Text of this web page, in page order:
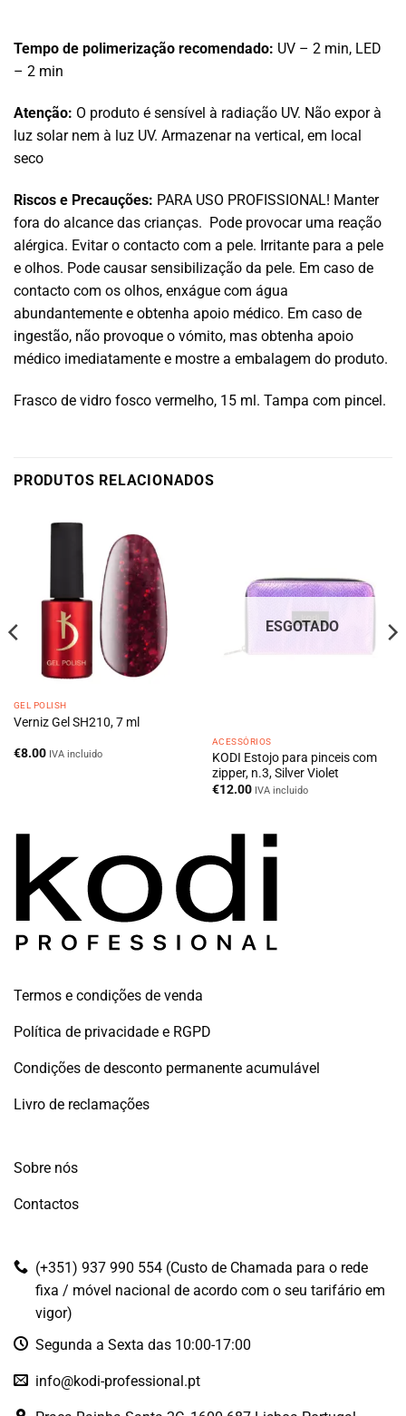
Tempo de polimerização recomendado: UV – 2 min, LED
– 2 min
Atenção: O produto é sensível à radiação UV. Não expor à
luz solar nem à luz UV. Armazenar na vertical, em local
seco
Riscos e Precauções: PARA USO PROFISSIONAL! Manter
fora do alcance das crianças. Pode provocar uma reação
alérgica. Evitar o contacto com a pele. Irritante para a pele
e olhos. Pode causar sensibilização da pele. Em caso de
contacto com os olhos, enxágue com água
abundantemente e obtenha apoio médico. Em caso de
ingestão, não provoque o vómito, mas obtenha apoio
médico imediatamente e mostre a embalagem do produto.
Frasco de vidro fosco vermelho, 15 ml. Tampa com pincel.
PRODUTOS RELACIONADOS
GEL POLISH
Verniz Gel SH210, 7 ml
€8.00 IVA incluido
ESGOTADO
ACESSÓRIOS
KODI Estojo para pinceis com
zipper, n.3, Silver Violet
€12.00 IVA incluido
Termos e condições de venda
Política de privacidade e RGPD
Condições de desconto permanente acumulável
Livro de reclamações
Sobre nós
Contactos
(+351) 937 990 554 (Custo de Chamada para o rede
fixa / móvel nacional de acordo com o seu tarifário em
vigor)
Segunda a Sexta das 10:00-17:00
info@kodi-professional.pt